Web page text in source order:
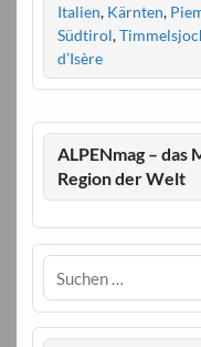
Italien, Kärnten,
Südtirol,
d’Isère
ALPENmag – das
Region der Welt